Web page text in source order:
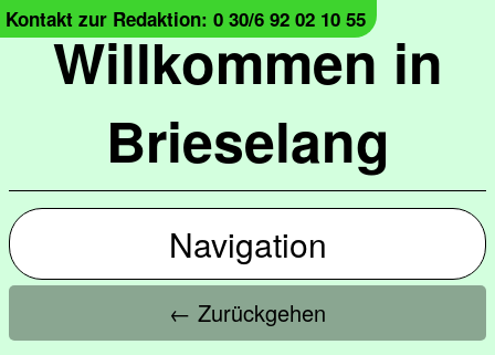
Willkommen in
Brieselang
Kontakt zur Redaktion: 0 30/6 92 02 10 55
Navigation
← Zurückgehen